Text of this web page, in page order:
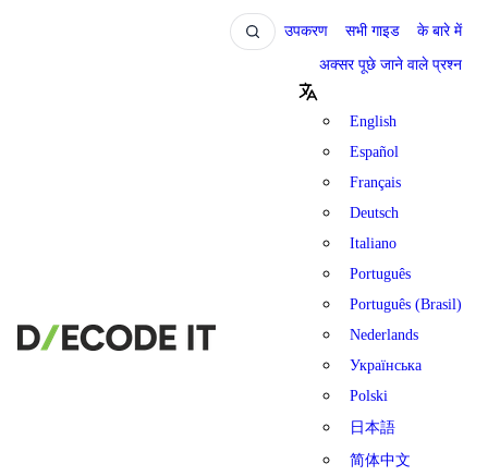
उपकरण सभी गाइड के बारे में
अक्सर पूछे जाने वाले प्रश्न
English
Español
Français
Deutsch
Italiano
Português
Português (Brasil)
Nederlands
Українська
Polski
日本語
简体中文